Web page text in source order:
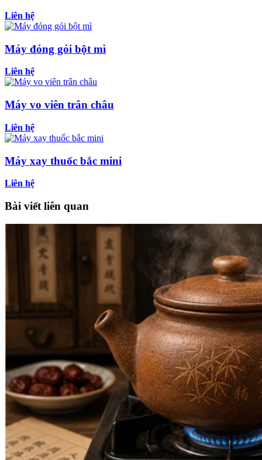
Liên hệ
Máy đóng gói bột mì
Liên hệ
Máy vo viên trân châu
Liên hệ
Máy xay thuốc bắc mini
Liên hệ
Bài viết liên quan